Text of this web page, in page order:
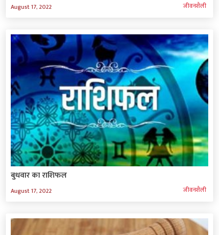
August 17, 2022 जीवनशैली
बुधवार का राशिफल
August 17, 2022 जीवनशैली